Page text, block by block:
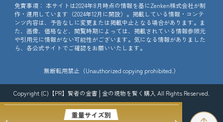
免責事項： 本サイトは2024年8月時点の情報を基にZenken株式会社が制
作・運用しています（2024年12月に開設）。掲載している情報・コンテ
ンツ内容は、予告なしに変更または掲載中止となる場合があります。ま
た、画像、価格など、閲覧時期によっては、掲載されている情報参照元
や引用元に情報がない可能性がございます。気になる情報がありました
ら、各公式サイトでご確認をお願いいたします。
無断転用禁止（Unauthorized copying prohibited.）
Copyright (C)【PR】 賢者の金書│金の現物を賢く購入 All Rights Reserved.